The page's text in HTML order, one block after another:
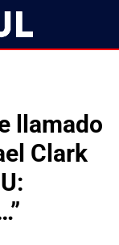
llamado
Clark